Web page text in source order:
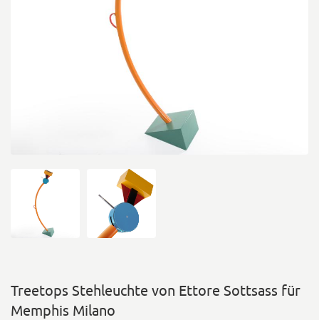
Treetops Stehleuchte von Ettore Sottsass für
Memphis Milano